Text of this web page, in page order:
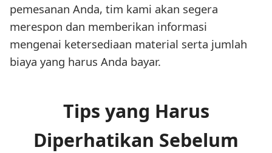
pemesanan Anda, tim kami akan segera
merespon dan memberikan informasi
mengenai ketersediaan material serta jumlah
biaya yang harus Anda bayar.
Tips yang Harus
Diperhatikan Sebelum